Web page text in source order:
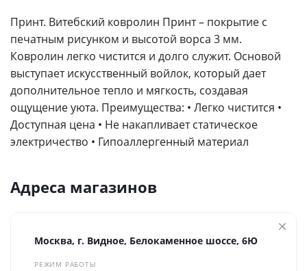
Принт. Витебский ковролин Принт – покрытие с
печатным рисунком и высотой ворса 3 мм.
Ковролин легко чистится и долго служит. Основой
выступает искусственный войлок, который дает
дополнительное тепло и мягкость, создавая
ощущение уюта. Преимущества: • Легко чистится •
Доступная цена • Не накапливает статическое
электричество • Гипоаллергенный материал
Адреса магазинов
Москва, г. Видное, Белокаменное шоссе, 6Ю
РЕЖИМ РАБОТЫ